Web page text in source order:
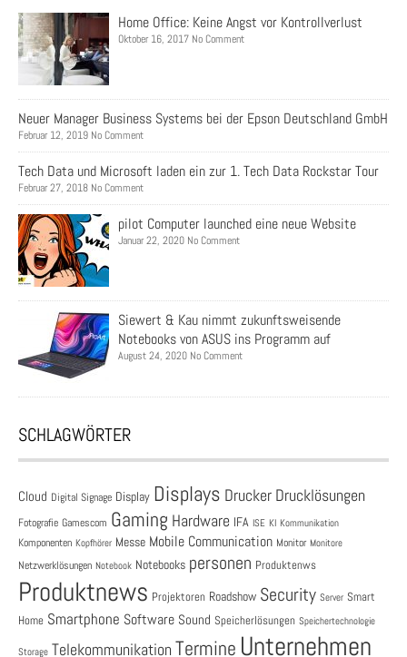
Home Office: Keine Angst vor Kontrollverlust
Oktober 16, 2017 No Comment
Neuer Manager Business Systems bei der Epson Deutschland GmbH
Februar 12, 2019 No Comment
Tech Data und Microsoft laden ein zur 1. Tech Data Rockstar Tour
Februar 27, 2018 No Comment
pilot Computer launched eine neue Website
Januar 22, 2020 No Comment
Siewert & Kau nimmt zukunftsweisende
Notebooks von ASUS ins Programm auf
August 24, 2020 No Comment
SCHLAGWÖRTER
Cloud Digital Signage Display Displays Drucker Drucklösungen
Fotografie Gamescom Gaming Hardware IFA ISE KI Kommunikation
Komponenten Kopfhörer Messe Mobile Communication Monitor Monitore
Netzwerklösungen Notebook Notebooks personen Produktenws
Produktnews Projektoren Roadshow Security Server Smart
Home Smartphone Software Sound Speicherlösungen Speichertechnologie
Storage Telekommunikation Termine Unternehmen